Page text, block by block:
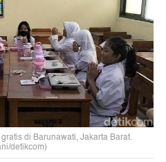
di Barunawati, Jakarta Barat.
detikcom)